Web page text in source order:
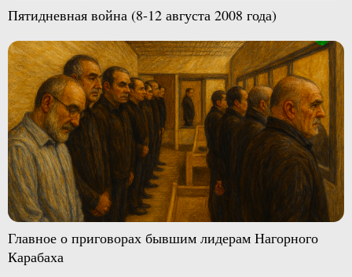
Пятидневная война (8-12 августа 2008 года)
Главное о приговорах бывшим лидерам Нагорного
Карабаха